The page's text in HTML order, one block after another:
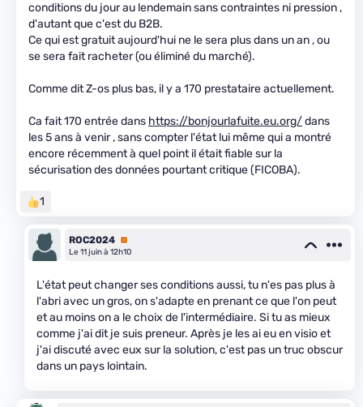
conditions du jour au lendemain sans contraintes ni pression ,
d'autant que c'est du B2B.
Ce qui est gratuit aujourd'hui ne le sera plus dans un an , ou
se sera fait racheter (ou éliminé du marché).
Comme dit Z-os plus bas, il y a 170 prestataire actuellement.
Ca fait 170 entrée dans https://bonjourlafuite.eu.org/dans
les 5 ans à venir , sans compter l'état lui même qui a montré
encore récemment à quel point il était fiable sur la
sécurisation des données pourtant critique (FICOBA).
1
ROC2024 Premium
Le 11 juin à 12h10
L'état peut changer ses conditions aussi, tu n'es pas plus à
l'abri avec un gros, on s'adapte en prenant ce que l'on peut
et au moins on a le choix de l'intermédiaire. Si tu as mieux
comme j'ai dit je suis preneur. Après je les ai eu en visio et
j'ai discuté avec eux sur la solution, c'est pas un truc obscur
dans un pays lointain.